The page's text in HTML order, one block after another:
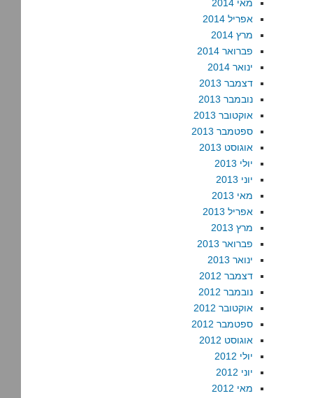
מאי 2014
אפריל 2014
מרץ 2014
פברואר 2014
ינואר 2014
דצמבר 2013
נובמבר 2013
אוקטובר 2013
ספטמבר 2013
אוגוסט 2013
יולי 2013
יוני 2013
מאי 2013
אפריל 2013
מרץ 2013
פברואר 2013
ינואר 2013
דצמבר 2012
נובמבר 2012
אוקטובר 2012
ספטמבר 2012
אוגוסט 2012
יולי 2012
יוני 2012
מאי 2012